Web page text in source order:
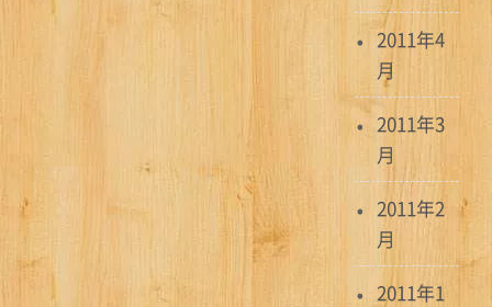
2011年4
月
2011年3
月
2011年2
月
2011年1